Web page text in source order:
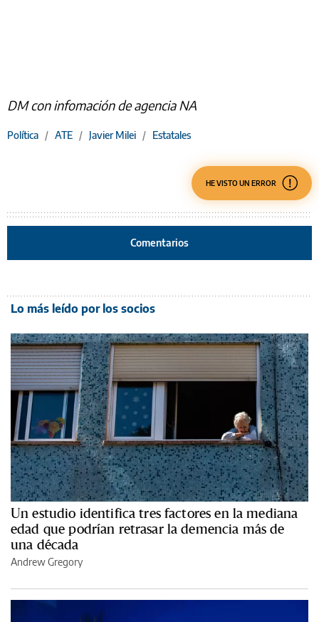
DM con infomación de agencia NA
Política / ATE / Javier Milei / Estatales
HE VISTO UN ERROR
Comentarios
Lo más leído por los socios
Un estudio identifica tres factores en la mediana
edad que podrían retrasar la demencia más de
una década
Andrew Gregory